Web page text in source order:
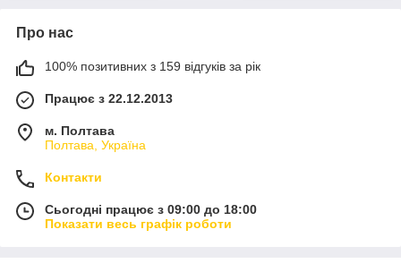
Про нас
100% позитивних з 159 відгуків за рік
Працює з 22.12.2013
м. Полтава
Полтава, Україна
Контакти
Сьогодні працює з 09:00 до 18:00
Показати весь графік роботи